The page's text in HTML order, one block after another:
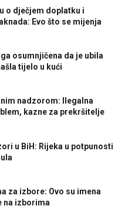
o dječjem doplatku i
Evo što se mijenja
osumnjičena da je ubila
tijelo u kući
nadzorom: Ilegalna
kazne za prekršitelje
u BiH: Rijeka u potpunosti
za izbore: Ovo su imena
na izborima